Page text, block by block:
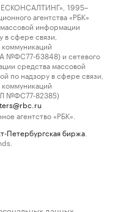
1995–
агентства «РБК»
информации
сфере связи,
№ФС77-63848) и сетевого
средства массовой
по надзору в сфере связи,
№ФС77-82385)
агентство «РБК».
Петербургская биржа